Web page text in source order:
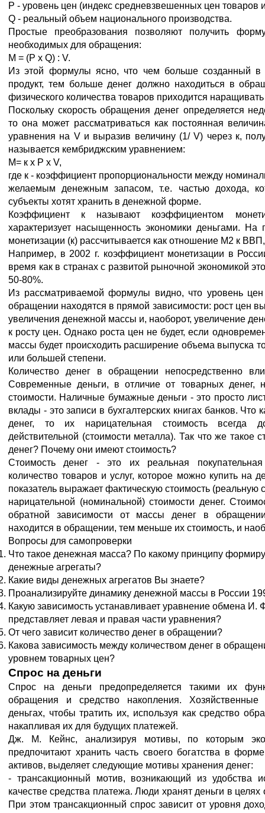
Р - уровень цен (индекс средневзвешенных цен товаров
Q - реальный объем национального производства.
Простые преобразования позволяют получить
необходимых для обращения:
М = (Р х Q) : V.
Из этой формулы ясно, что чем больше созданный в
продукт, тем больше денег должно находиться в
физического количества товаров приходится
Поскольку скорость обращения денег определяется
то она может рассматриваться как постоянная
уравнения на V и выразив величину (1/ V) через к,
называется кембриджским уравнением:
М= к х Р х V,
где к - коэффициент пропорциональности между
желаемым денежным запасом, т.е. частью дохода,
субъекты хотят хранить в денежной форме.
Коэффициент к называют коэффициентом
характеризует насыщенность экономики деньгами. На
монетизации (к) рассчитывается как отношение М2 к
Например, в 2002 г. коэффициент монетизации в
время как в странах с развитой рыночной экономикой
50-80%.
Из рассматриваемой формулы видно, что уровень
обращении находятся в прямой зависимости: рост цен
увеличения денежной массы и, наоборот, увеличение
к росту цен. Однако роста цен не будет, если
массы будет происходить расширение объема выпуска
или большей степени.
Количество денег в обращении непосредственно
Современные деньги, в отличие от товарных денег,
стоимости. Наличные бумажные деньги - это просто
вклады - это записи в бухгалтерских книгах банков. Что
денег, то их нарицательная стоимость всегда
действительной (стоимости металла). Так что же такое
денег? Почему они имеют стоимость?
Стоимость денег - это их реальная
количество товаров и услуг, которое можно купить на
показатель выражает фактическую стоимость (реальную
нарицательной (номинальной) стоимости денег.
обратной зависимости от массы денег в
находится в обращении, тем меньше их стоимость, и
Вопросы для самопроверки
Что такое денежная масса? По какому принципу
денежные агрегаты?
Какие виды денежных агрегатов Вы знаете?
Проанализируйте динамику денежной массы в России
Какую зависимость устанавливает уравнение обмена И.
представляет левая и правая части уравнения?
От чего зависит количество денег в обращении?
Какова зависимость между количеством денег в
уровнем товарных цен?
Спрос на деньги
Спрос на деньги предопределяется такими их
обращения и средство накопления.
деньгах, чтобы тратить их, используя как средство
накапливая их для будущих платежей.
Дж. М. Кейнс, анализируя мотивы, по которым
предпочитают хранить часть своего богатства в
активов, выделяет следующие мотивы хранения денег:
- трансакционный мотив, возникающий из удобства
качестве средства платежа. Люди хранят деньги в целях
При этом трансакционный спрос зависит от уровня